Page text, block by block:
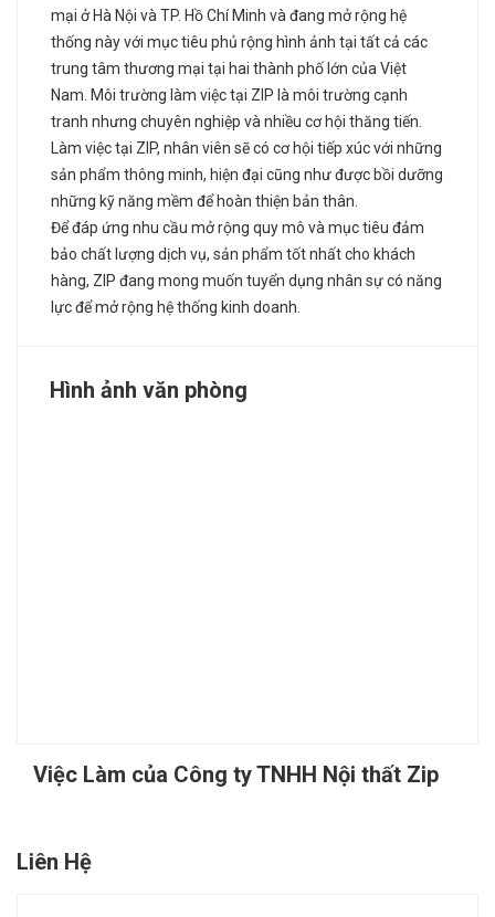
mại ở Hà Nội và TP. Hồ Chí Minh và đang mở rộng hệ
thống này với mục tiêu phủ rộng hình ảnh tại tất cả các
trung tâm thương mại tại hai thành phố lớn của Việt
Nam. Môi trường làm việc tại ZIP là môi trường cạnh
tranh nhưng chuyên nghiệp và nhiều cơ hội thăng tiến.
Làm việc tại ZIP, nhân viên sẽ có cơ hội tiếp xúc với những
sản phẩm thông minh, hiện đại cũng như được bồi dưỡng
những kỹ năng mềm để hoàn thiện bản thân.
Để đáp ứng nhu cầu mở rộng quy mô và mục tiêu đảm
bảo chất lượng dịch vụ, sản phẩm tốt nhất cho khách
hàng, ZIP đang mong muốn tuyển dụng nhân sự có năng
lực để mở rộng hệ thống kinh doanh.
Hình ảnh văn phòng
Việc Làm của Công ty TNHH Nội thất Zip
Liên Hệ